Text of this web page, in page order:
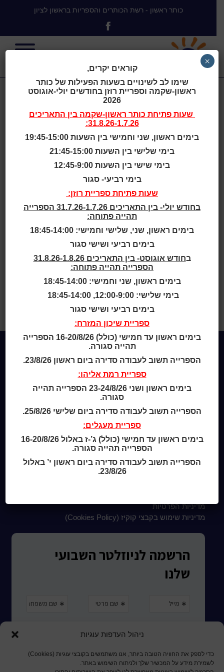
ניהול העדפות עוגיות
כדי לספק את החוויה הטובה ביותר, אנו משתמשים בקובצי עוגיות (Cookies)
לשמירת מידע על המכשיר שלך ולניתוח השימוש באתר.
כותר ראשון - רשת הכותרים והספריות בראשון לציון
50 שנות אגודת
"פרדס" שנות
פרדסנות עברית
תר"ס-תש"י
1900-1950
הוצאת היובל של אגודת "פרדס".
Bibliographys>
50 שנות
אגודת “פרדס” שנות פרדסנות עברית
מידע לנרשמים
כותר טף
מדיניות הפרטיות
מדיניות שימוש בקבצי קוקיז (Cookies Policy)
קוראים יקרים,
שימו לב לשינויים בשעות הפעילות של כותר
ראשון-שקמה וספריית רוזן בחודשים יולי-אוגוסט
2026
שעות פתיחת כותר ראשון-שקמה בין התאריכים
31.8.26-1.7.26:
בימים ראשון, שני וחמישי בין השעות 19:45-15:00
בימי שלישי בין השעות 21:45-15:00
בימי שישי בין השעות 12:45-9:00
בימי רביעי- סגור
שעות פתיחת ספריית רוזן:
בחודש יולי- בין התאריכים 31.7.26-1.7.26 הספרייה
תהייה פתוחה:
בימים ראשון, שני, שלישי וחמישי: 18:45-14:00
בימים רביעי ושישי סגור
ב
חודש אוגוסט- בין התאריכים 31.8.26-1.8.26
הספרייה תהייה פתוחה:
בימים ראשון, שני וחמישי: 18:45-14:00
בימי שלישי: 12:00-9:00, 18:45-14:00
בימים רביעי ושישי סגור
ספריית שיכון המזרח:
בימים ראשון עד חמישי (כולל) 16-20/8/26 הספרייה
תהייה סגורה.
הספרייה תשוב לעבודה סדירה ביום ראשון 23/8/26.
ספריית רמת אליהו:
בימים ראשון ושני 23-24/8/26 הספרייה תהייה
סגורה.
הספרייה תשוב לעבודה סדירה ביום שלישי 25/8/26.
ספריית מעגלים:
בימים ראשון עד חמישי (כולל) ג’-ז באלול 16-20/8/26
הספרייה תהייה סגורה.
הספרייה תשוב לעבודה סדירה ביום ראשון י’ באלול
23/8/26.
×